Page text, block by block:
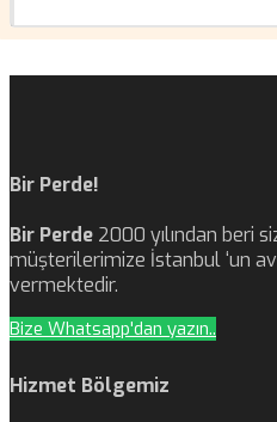
Bir Perde!
Bir Perde 2000 yılından beri
müşterilerimize İstanbul ‘un
vermektedir.
Bize Whatsapp'dan yazın..
Hizmet Bölgemiz